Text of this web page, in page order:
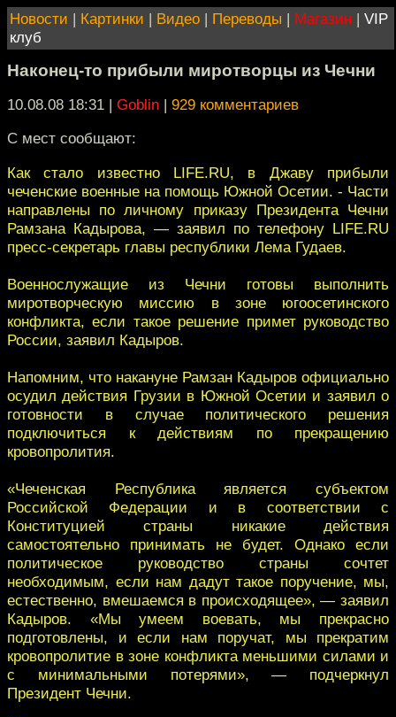
Новости | Картинки | Видео | Переводы | Магазин | VIP
клуб
Наконец-то прибыли миротворцы из Чечни
10.08.08 18:31 | Goblin | 929 комментариев
С мест сообщают:
Как стало известно LIFE.RU, в Джаву прибыли
чеченские военные на помощь Южной Осетии. - Части
направлены по личному приказу Президента Чечни
Рамзана Кадырова, — заявил по телефону LIFE.RU
пресс-секретарь главы республики Лема Гудаев.
Военнослужащие из Чечни готовы выполнить
миротворческую миссию в зоне югоосетинского
конфликта, если такое решение примет руководство
России, заявил Кадыров.
Напомним, что накануне Рамзан Кадыров официально
осудил действия Грузии в Южной Осетии и заявил о
готовности в случае политического решения
подключиться к действиям по прекращению
кровопролития.
«Чеченская Республика является субъектом
Российской Федерации и в соответствии с
Конституцией страны никакие действия
самостоятельно принимать не будет. Однако если
политическое руководство страны сочтет
необходимым, если нам дадут такое поручение, мы,
естественно, вмешаемся в происходящее», — заявил
Кадыров. «Мы умеем воевать, мы прекрасно
подготовлены, и если нам поручат, мы прекратим
кровопролитие в зоне конфликта меньшими силами и
с минимальными потерями», — подчеркнул
Президент Чечни.